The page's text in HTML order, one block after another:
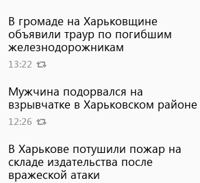
В громаде на Харьковщине
объявили траур по погибшим
железнодорожникам
13:22
Мужчина подорвался на
взрывчатке в Харьковском районе
12:26
В Харькове потушили пожар на
складе издательства после
вражеской атаки